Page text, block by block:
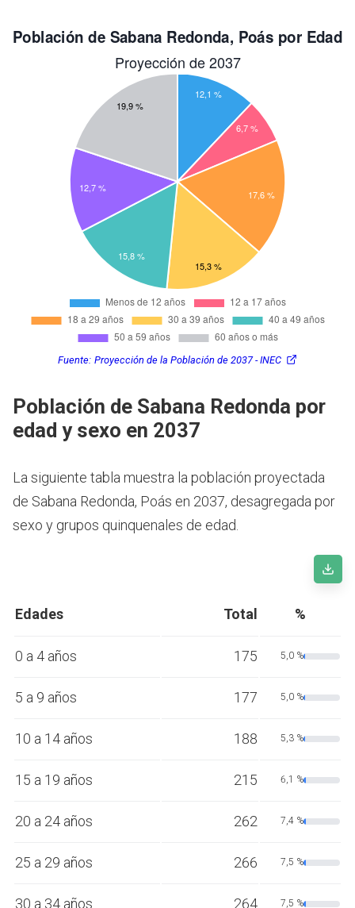
Fuente: Proyección de la Población de 2037 - INEC
Población de Sabana Redonda por
edad y sexo en 2037
La siguiente tabla muestra la población proyectada
de Sabana Redonda, Poás en 2037, desagregada por
sexo y grupos quinquenales de edad.
Edades Total %
0 a 4 años 175 5,0 %
5 a 9 años 177 5,0 %
10 a 14 años 188 5,3 %
15 a 19 años 215 6,1 %
20 a 24 años 262 7,4 %
25 a 29 años 266 7,5 %
30 a 34 años 264 7,5 %